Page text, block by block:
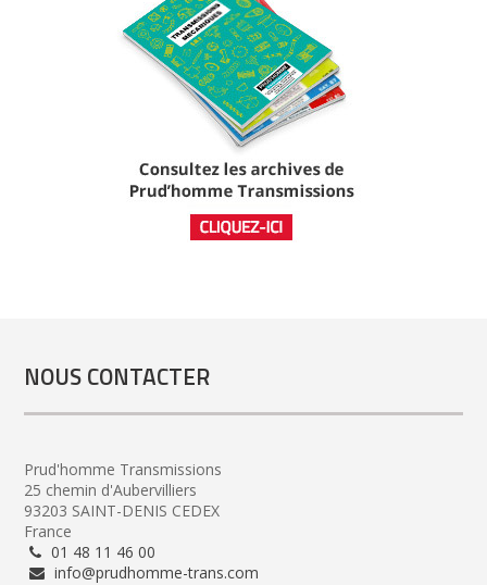
NOUS CONTACTER
Prud'homme Transmissions
25 chemin d'Aubervilliers
93203 SAINT-DENIS CEDEX
France
01 48 11 46 00
info@prudhomme-trans.com